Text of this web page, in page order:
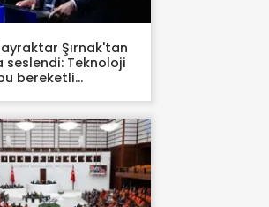
Şırnak'tan
seslendi: Teknoloji
bereketli